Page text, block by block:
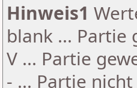
Hinweis1
blank ...
V ... Partie
- ... Partie